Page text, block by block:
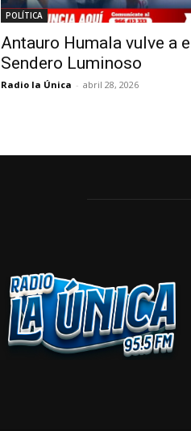
POLÍTICA
Antauro Humala vulve a
Sendero Luminoso
Radio la Única - abril 28, 2026